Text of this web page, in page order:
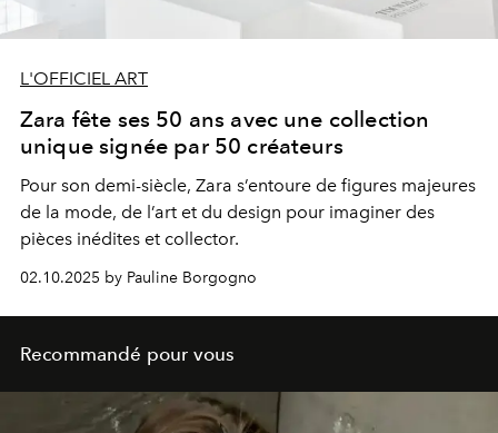
L'OFFICIEL ART
Zara fête ses 50 ans avec une collection
unique signée par 50 créateurs
Pour son demi-siècle, Zara s’entoure de figures majeures
de la mode, de l’art et du design pour imaginer des
pièces inédites et collector.
02.10.2025 by Pauline Borgogno
Recommandé pour vous